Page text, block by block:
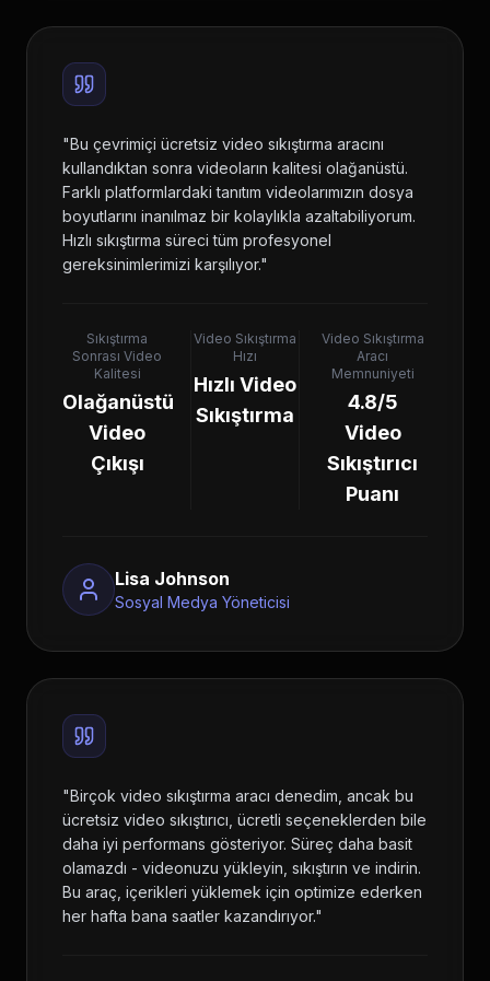
"Bu çevrimiçi ücretsiz video sıkıştırma aracını
kullandıktan sonra videoların kalitesi olağanüstü.
Farklı platformlardaki tanıtım videolarımızın dosya
boyutlarını inanılmaz bir kolaylıkla azaltabiliyorum.
Hızlı sıkıştırma süreci tüm profesyonel
gereksinimlerimizi karşılıyor."
Sıkıştırma
Sonrası Video
Kalitesi
Olağanüstü
Video
Çıkışı
Video Sıkıştırma
Hızı
Hızlı Video
Sıkıştırma
Video Sıkıştırma
Aracı
Memnuniyeti
4.8/5
Video
Sıkıştırıcı
Puanı
Lisa Johnson
Sosyal Medya Yöneticisi
"Birçok video sıkıştırma aracı denedim, ancak bu
ücretsiz video sıkıştırıcı, ücretli seçeneklerden bile
daha iyi performans gösteriyor. Süreç daha basit
olamazdı - videonuzu yükleyin, sıkıştırın ve indirin.
Bu araç, içerikleri yüklemek için optimize ederken
her hafta bana saatler kazandırıyor."